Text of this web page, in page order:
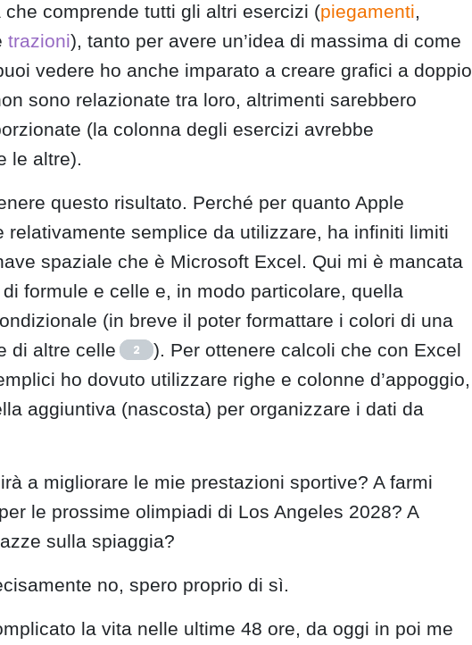
comprende tutti gli altri esercizi (piegamenti,
trazioni), tanto per avere un’idea di massima di come
vedere ho anche imparato a creare grafici a doppio
sono relazionate tra loro, altrimenti sarebbero
(la colonna degli esercizi avrebbe
le altre).
questo risultato. Perché per quanto Apple
relativamente semplice da utilizzare, ha infiniti limiti
spaziale che è Microsoft Excel. Qui mi è mancata
formule e celle e, in modo particolare, quella
(in breve il poter formattare i colori di una
di altre celle
2
). Per ottenere calcoli che con Excel
ho dovuto utilizzare righe e colonne d’appoggio,
aggiuntiva (nascosta) per organizzare i dati da
a migliorare le mie prestazioni sportive? A farmi
le prossime olimpiadi di Los Angeles 2028? A
sulla spiaggia?
no, spero proprio di sì.
la vita nelle ultime 48 ore, da oggi in poi me